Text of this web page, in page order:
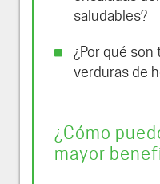
saludables?
¿Por qué
verduras de
¿Cómo
mayor